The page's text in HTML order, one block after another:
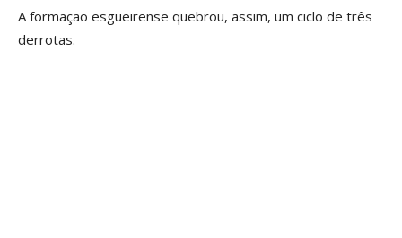
A formação esgueirense quebrou, assim, um ciclo de três
derrotas.